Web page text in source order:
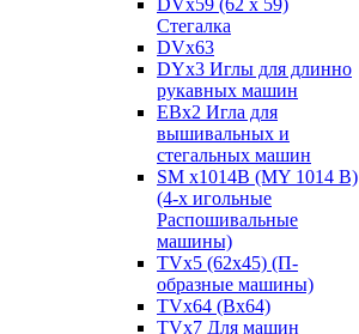
DVx59 (62 x 59)
Стегалка
DVx63
DYx3 Иглы для длинно
рукавных машин
EBx2 Игла для
вышивальных и
стегальных машин
SM x1014B (MY 1014 B)
(4-х игольные
Распошивальные
машины)
TVх5 (62х45) (П-
образные машины)
TVх64 (Вх64)
TVх7 Для машин